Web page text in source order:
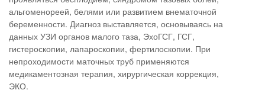
альгоменореей, белями или развитием внематочной
беременности. Диагноз выставляется, основываясь на
данных УЗИ органов малого таза, ЭхоГСГ, ГСГ,
гистероскопии, лапароскопии, фертилоскопии. При
непроходимости маточных труб применяются
медикаментозная терапия, хирургическая коррекция,
ЭКО.